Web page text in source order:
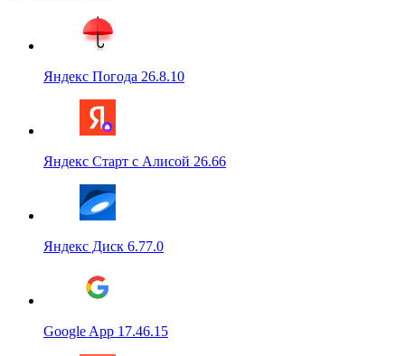
Яндекс Погода 26.8.10
Яндекс Старт с Алисой 26.66
Яндекс Диск 6.77.0
Google App 17.46.15